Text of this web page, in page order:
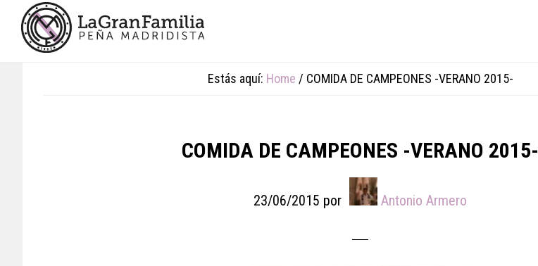
primary
footer
Estás aquí: Home / COMIDA DE CAMPEONES -VERANO 2015-
COMIDA DE CAMPEONES -VERANO 2015-
23/06/2015 por Antonio Armero